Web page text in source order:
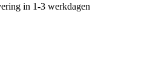
in 1-3 werkdagen